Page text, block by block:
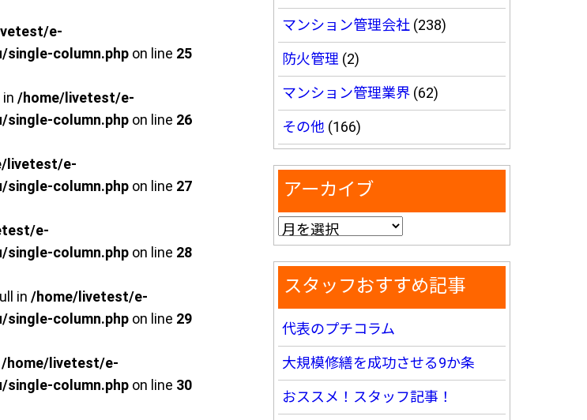
e-
column.php on line 25
/home/livetest/e-
column.php on line 26
livetest/e-
column.php on line 27
e-
column.php on line 28
in /home/livetest/e-
column.php on line 29
/home/livetest/e-
column.php on line 30
マンション管理会社 (238)
防火管理 (2)
マンション管理業界 (62)
その他 (166)
アーカイブ
スタッフおすすめ記事
代表のプチコラム
大規模修繕を成功させる9か条
おススメ！スタッフ記事！